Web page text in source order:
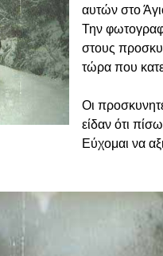
αυτών στο
Την
στους
τώρα που
Οι
είδαν ότι
Εύχομαι να